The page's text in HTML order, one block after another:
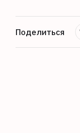
Поделиться